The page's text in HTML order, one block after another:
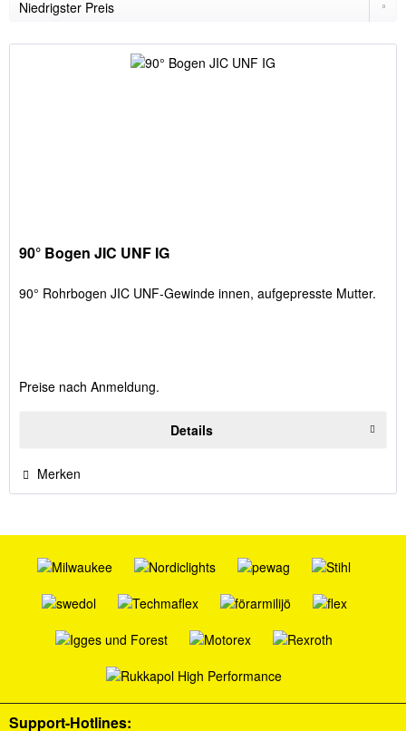
90° Bogen JIC UNF IG
90° Rohrbogen JIC UNF-Gewinde innen, aufgepresste Mutter.
Preise nach Anmeldung.
Details
Merken
Support-Hotlines: